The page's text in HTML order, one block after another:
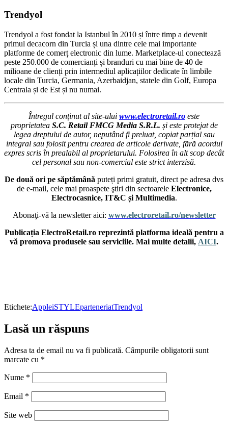
Trendyol
Trendyol a fost fondat la Istanbul în 2010 și între timp a devenit
primul decacorn din Turcia și una dintre cele mai importante
platforme de comerț electronic din lume. Marketplace-ul conectează
peste 250.000 de comercianți și branduri cu mai bine de 40 de
milioane de clienți prin intermediul aplicațiilor dedicate în limbile
locale din Turcia, Germania, Azerbaidjan, statele din Golf, Europa
Centrala și de Est și nu numai.
Întregul conținut al site-ului www.electroretail.ro este
proprietatea S.C. Retail FMCG Media S.R.L. și este protejat de
legea dreptului de autor, neputând fi preluat, copiat parțial sau
integral sau folosit pentru crearea de articole derivate, fără acordul
expres scris în prealabil al proprietarului. Folosirea în alt scop decât
cel personal sau non-comercial este strict interzisă.
De două ori pe săptămână puteți primi gratuit, direct pe adresa dvs
de e-mail, cele mai proaspete ştiri din sectoarele Electronice,
Electrocasnice, IT&C și Multimedia.
Abonaţi-vă la newsletter aici: www.electroretail.ro/newsletter
Publicația ElectroRetail.ro reprezintă platforma ideală pentru a
vă promova produsele sau serviciile. Mai multe detalii, AICI.
Etichete:AppleiSTYLEparteneriatTrendyol
Lasă un răspuns
Adresa ta de email nu va fi publicată. Câmpurile obligatorii sunt
marcate cu *
Nume *
Email *
Site web